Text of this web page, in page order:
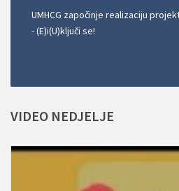
UMHCG započinje realizaciju
- (E)i(U)ključi se!
VIDEO NEDJELJE